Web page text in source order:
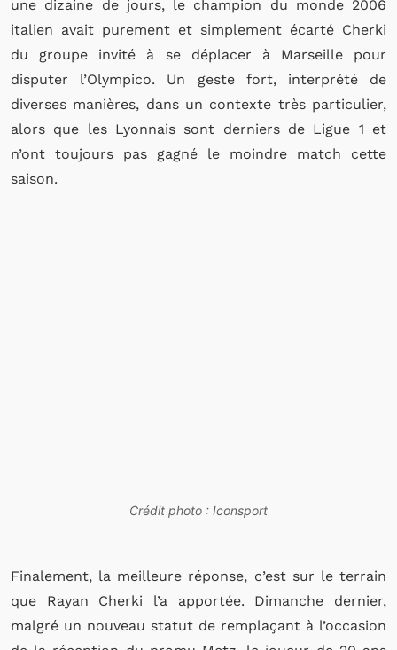
une dizaine de jours, le champion du monde 2006
italien avait purement et simplement écarté Cherki
du groupe invité à se déplacer à Marseille pour
disputer l’Olympico. Un geste fort, interprété de
diverses manières, dans un contexte très particulier,
alors que les Lyonnais sont derniers de Ligue 1 et
n’ont toujours pas gagné le moindre match cette
saison.
Crédit photo : Iconsport
Finalement, la meilleure réponse, c’est sur le terrain
que Rayan Cherki l’a apportée. Dimanche dernier,
malgré un nouveau statut de remplaçant à l’occasion